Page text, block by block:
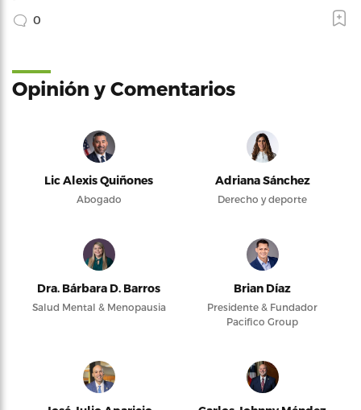
0
Opinión y Comentarios
Lic Alexis Quiñones
Abogado
Adriana Sánchez
Derecho y deporte
Dra. Bárbara D. Barros
Salud Mental & Menopausia
Brian Díaz
Presidente & Fundador
Pacifico Group